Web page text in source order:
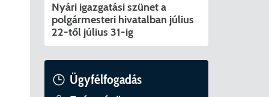
érintő szolgáltatás racionalizálása érdekében
Applikáció
Diéta/Allergia
Nyári igazgatási szünet a
polgármesteri hivatalban július
22-től július 31-ig
Ügyfélfogadás